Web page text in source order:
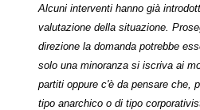
Alcuni interventi hanno già
valutazione della situazione.
direzione la domanda potrebbe
solo una minoranza si iscriva ai
partiti oppure c'è da pensare che,
tipo anarchico o di tipo